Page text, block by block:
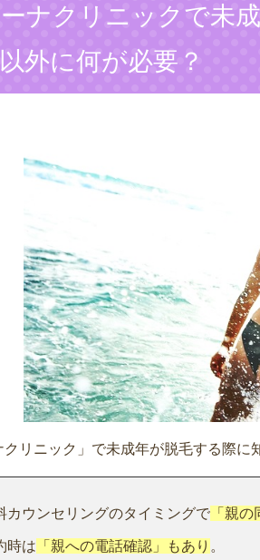
ナクリニックで未
外に何が必要？
クリニック」で未成年が脱毛する際に
カウンセリングのタイミングで 「親
時は 「親への電話確認」もあり 。